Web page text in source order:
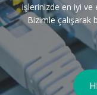
işlerinizde en iyi
Bizimle